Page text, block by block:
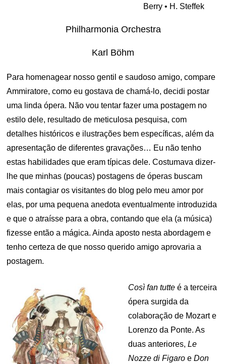
Berry • H. Steffek
Philharmonia Orchestra
Karl Böhm
Para homenagear nosso gentil e saudoso amigo, compare
Ammiratore, como eu gostava de chamá-lo, decidi postar
uma linda ópera. Não vou tentar fazer uma postagem no
estilo dele, resultado de meticulosa pesquisa, com
detalhes históricos e ilustrações bem específicas, além da
apresentação de diferentes gravações… Eu não tenho
estas habilidades que eram típicas dele. Costumava dizer-
lhe que minhas (poucas) postagens de óperas buscam
mais contagiar os visitantes do blog pelo meu amor por
elas, por uma pequena anedota eventualmente introduzida
e que o atraísse para a obra, contando que ela (a música)
fizesse então a mágica. Ainda aposto nesta abordagem e
tenho certeza de que nosso querido amigo aprovaria a
postagem.
Così fan tutte é a terceira
ópera surgida da
colaboração de Mozart e
Lorenzo da Ponte. As
duas anteriores, Le
Nozze di Figaro e Don